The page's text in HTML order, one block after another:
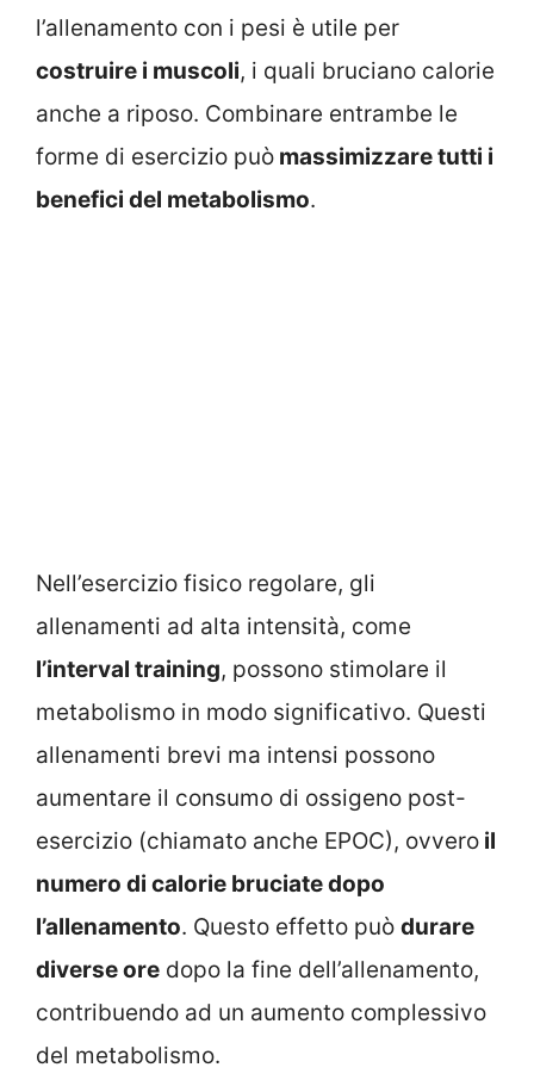
l’allenamento con i pesi è utile per
costruire i muscoli, i quali bruciano calorie
anche a riposo. Combinare entrambe le
forme di esercizio può massimizzare tutti i
benefici del metabolismo.
Nell’esercizio fisico regolare, gli
allenamenti ad alta intensità, come
l’interval training, possono stimolare il
metabolismo in modo significativo. Questi
allenamenti brevi ma intensi possono
aumentare il consumo di ossigeno post-
esercizio (chiamato anche EPOC), ovvero il
numero di calorie bruciate dopo
l’allenamento. Questo effetto può durare
diverse ore dopo la fine dell’allenamento,
contribuendo ad un aumento complessivo
del metabolismo.